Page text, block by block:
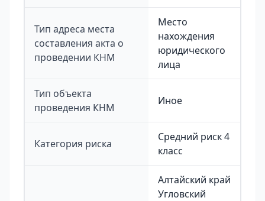
Тип адреса места
составления акта о
проведении КНМ
Место
нахождения
юридического
лица
Тип объекта
проведения КНМ
Иное
Категория риска
Средний риск 4
класс
Алтайский край
Угловский